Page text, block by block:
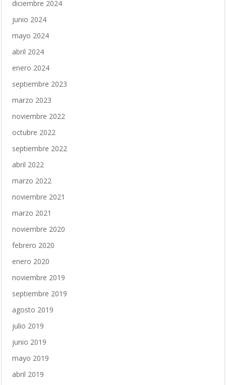
diciembre 2024
junio 2024
mayo 2024
abril 2024
enero 2024
septiembre 2023
marzo 2023
noviembre 2022
octubre 2022
septiembre 2022
abril 2022
marzo 2022
noviembre 2021
marzo 2021
noviembre 2020
febrero 2020
enero 2020
noviembre 2019
septiembre 2019
agosto 2019
julio 2019
junio 2019
mayo 2019
abril 2019